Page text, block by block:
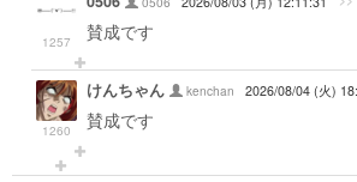
1257 賛成です
1260
けんちゃん kenchan 2026/08/04 (火)
賛成です